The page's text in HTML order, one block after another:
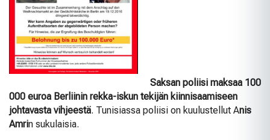
Saksan poliisi maksaa 100
000 euroa Berliinin rekka-iskun tekijän kiinnisaamiseen
johtavasta vihjeestä. Tunisiassa poliisi on kuulustellut Anis
Amrin sukulaisia.